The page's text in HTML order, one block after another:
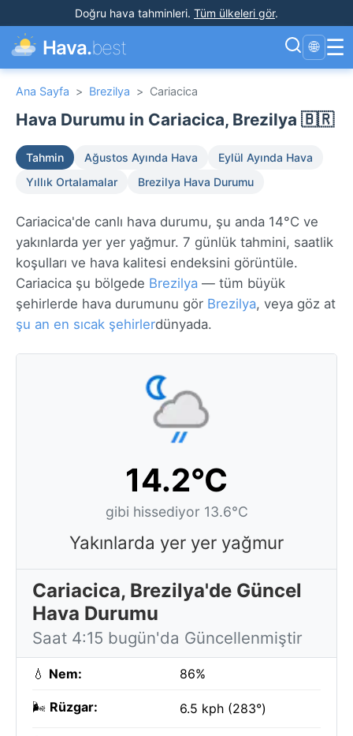
Doğru hava tahminleri. Tüm ülkeleri gör.
Hava.best 🌐 ☰
Ana Sayfa > Brezilya > Cariacica
Hava Durumu in Cariacica, Brezilya 🇧🇷
Tahmin Ağustos Ayında Hava
Eylül Ayında Hava
Yıllık Ortalamalar
Brezilya Hava Durumu
Cariacica'de canlı hava durumu, şu anda 14°C ve
yakınlarda yer yer yağmur. 7 günlük tahmini, saatlik
koşulları ve hava kalitesi endeksini görüntüle.
Cariacica şu bölgede Brezilya — tüm büyük
şehirlerde hava durumunu gör Brezilya, veya göz at
şu an en sıcak şehirlerdünyada.
14.2°C
gibi hissediyor 13.6°C
Yakınlarda yer yer yağmur
Cariacica, Brezilya'de Güncel
Hava Durumu
Saat 4:15 bugün'da Güncellenmiştir
💧 Nem: 86%
🌬️ Rüzgar: 6.5 kph (283°)